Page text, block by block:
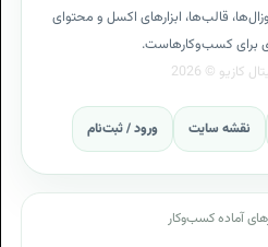
قالب‌ها، ابزارهای اکسل و محتوای
برای کسب‌وکارهاست.
نقشه سایت ورود / ثبت‌نام
آماده کسب‌وکار